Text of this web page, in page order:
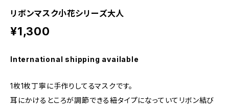
リボンマスク小花シリーズ大人
¥1,300
International shipping available
1枚1枚丁寧に手作りしてるマスクです。
耳にかけるところが調節できる紐タイプになっていてリボン結び